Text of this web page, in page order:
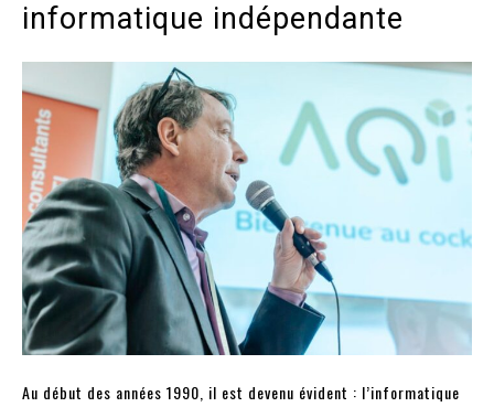
informatique indépendante
Au début des années 1990, il est devenu évident : l’informatique